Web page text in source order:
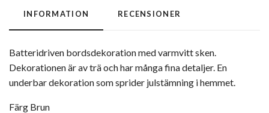
INFORMATION RECENSIONER
Batteridriven bordsdekoration med varmvitt sken.
Dekorationen är av trä och har många fina detaljer. En
underbar dekoration som sprider julstämning i hemmet.
Färg Brun